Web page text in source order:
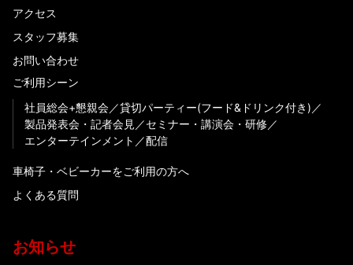
アクセス
スタッフ募集
お問い合わせ
ご利用シーン
社員総会+懇親会
貸切パーティー(フード&ドリンク付き)
製品発表会・記者会見
セミナー・講演会・研修
エンターテインメント
配信
車椅子・ベビーカーをご利用の方へ
よくある質問
お知らせ